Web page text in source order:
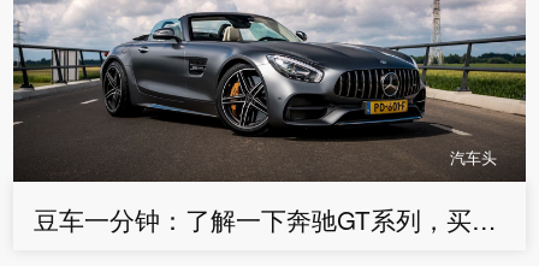
汽车头
豆车一分钟：了解一下奔驰GT系列，买不起还不能看么